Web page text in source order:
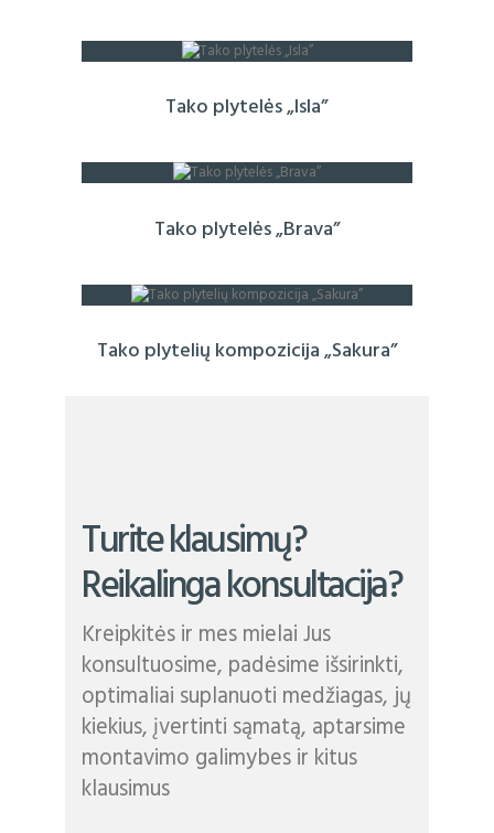
Tako plytelės „Isla”
Tako plytelės „Brava”
Tako plytelių kompozicija „Sakura”
Turite klausimų?
Reikalinga konsultacija?
Kreipkitės ir mes mielai Jus
konsultuosime, padėsime išsirinkti,
optimaliai suplanuoti medžiagas, jų
kiekius, įvertinti sąmatą, aptarsime
montavimo galimybes ir kitus
klausimus